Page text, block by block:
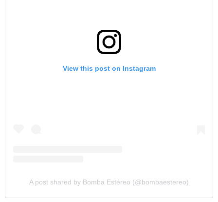
View this post on Instagram
A post shared by Bomba Estéreo (@bombaestereo)